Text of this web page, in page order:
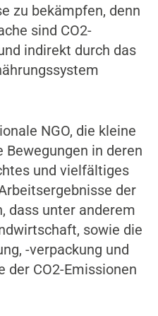
zu bekämpfen, denn
sind CO2-
indirekt durch das
NGO, die kleine
Bewegungen in deren
und vielfältiges
der
dass unter anderem
sowie die
-verpackung und
der CO2-Emissionen